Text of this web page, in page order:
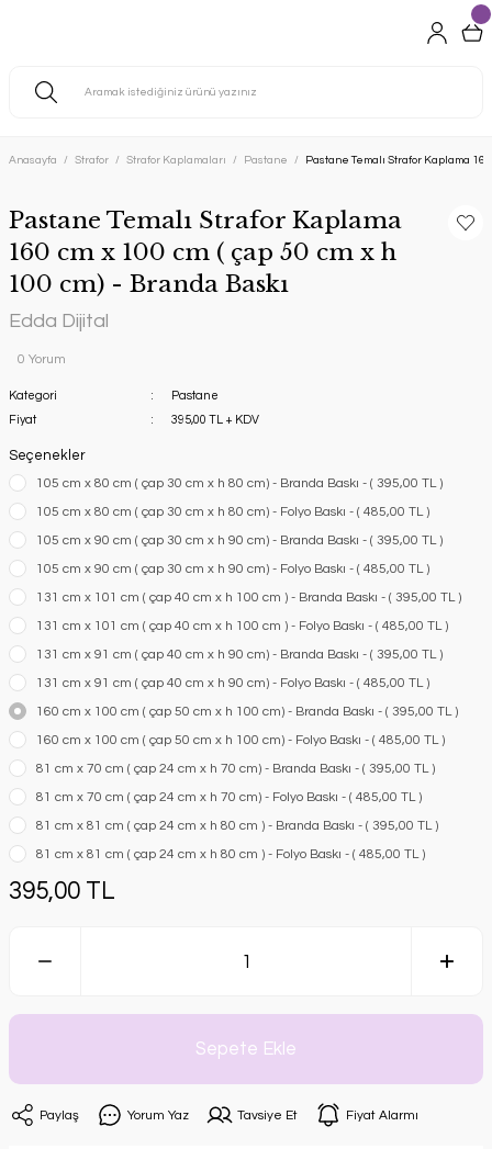
Anasayfa Strafor Strafor Kaplamaları Pastane Pastane Temalı Strafor Kaplama
Pastane Temalı Strafor Kaplama
160 cm x 100 cm ( çap 50 cm x h
100 cm) - Branda Baskı
Edda Dijital
0 Yorum
Kategori
Pastane
Fiyat
395,00 TL + KDV
Seçenekler
105 cm x 80 cm ( çap 30 cm x h 80 cm) - Branda Baskı - ( 395,00 TL )
105 cm x 80 cm ( çap 30 cm x h 80 cm) - Folyo Baskı - ( 485,00 TL )
105 cm x 90 cm ( çap 30 cm x h 90 cm) - Branda Baskı - ( 395,00 TL )
105 cm x 90 cm ( çap 30 cm x h 90 cm) - Folyo Baskı - ( 485,00 TL )
131 cm x 101 cm ( çap 40 cm x h 100 cm ) - Branda Baskı - ( 395,00 TL )
131 cm x 101 cm ( çap 40 cm x h 100 cm ) - Folyo Baskı - ( 485,00 TL )
131 cm x 91 cm ( çap 40 cm x h 90 cm) - Branda Baskı - ( 395,00 TL )
131 cm x 91 cm ( çap 40 cm x h 90 cm) - Folyo Baskı - ( 485,00 TL )
160 cm x 100 cm ( çap 50 cm x h 100 cm) - Branda Baskı - ( 395,00 TL )
160 cm x 100 cm ( çap 50 cm x h 100 cm) - Folyo Baskı - ( 485,00 TL )
81 cm x 70 cm ( çap 24 cm x h 70 cm) - Branda Baskı - ( 395,00 TL )
81 cm x 70 cm ( çap 24 cm x h 70 cm) - Folyo Baskı - ( 485,00 TL )
81 cm x 81 cm ( çap 24 cm x h 80 cm ) - Branda Baskı - ( 395,00 TL )
81 cm x 81 cm ( çap 24 cm x h 80 cm ) - Folyo Baskı - ( 485,00 TL )
395,00 TL
Sepete Ekle
Paylaş Yorum Yaz Tavsiye Et Fiyat Alarmı